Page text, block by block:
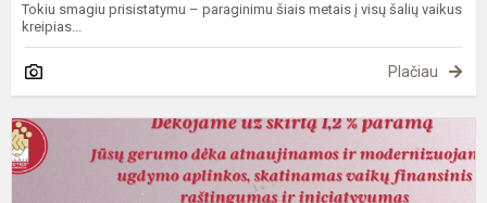
Tokiu smagiu prisistatymu – paraginimu šiais metais į visų šalių vaikus
kreipias...
Plačiau